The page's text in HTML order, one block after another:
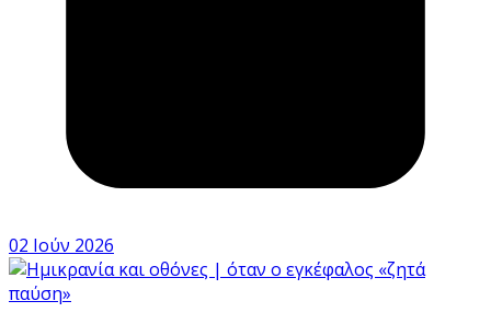
02 Ιούν 2026